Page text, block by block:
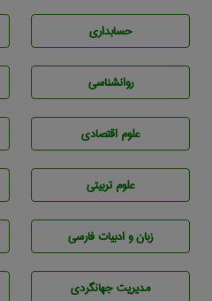
حسابداری
روانشناسی
علوم اقتصادی
علوم تربيتی
زبان و ادبيات فارسی
مديريت جهانگردی